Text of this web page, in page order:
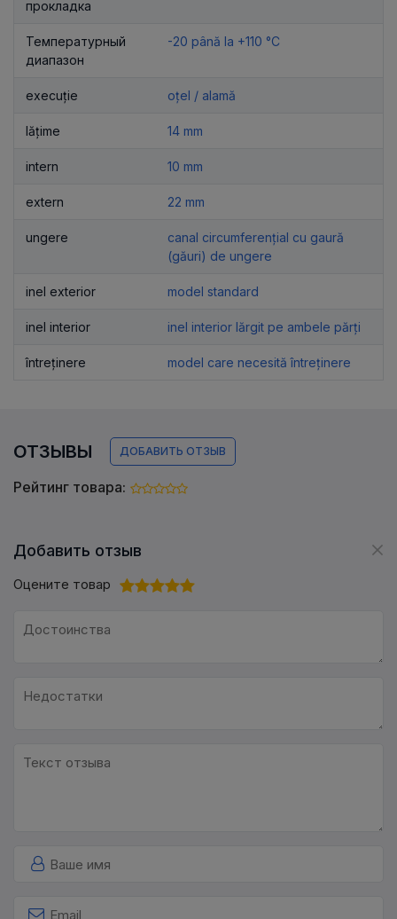
прокладка
Температурный
диапазон
-20 până la +110 °C
execuție oțel / alamă
lățime 14 mm
intern 10 mm
extern 22 mm
ungere
canal circumferențial cu gaură
(găuri) de ungere
inel exterior model standard
inel interior inel interior lărgit pe ambele părți
întreținere model care necesită întreținere
ОТЗЫВЫ ДОБАВИТЬ ОТЗЫВ
Рейтинг товара:
Добавить отзыв
Оцените товар